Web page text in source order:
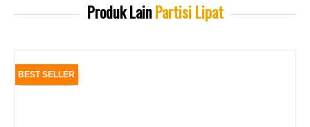
Produk LainPartisi Lipat
BEST SELLER